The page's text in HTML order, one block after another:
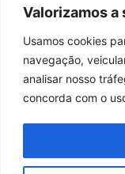
Valorizamos a
Usamos cookies
navegação,
analisar nosso
concorda com o